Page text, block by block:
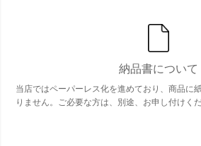
納品書について
当店ではペーパーレス化を進めており、商品に
りません。ご必要な方は、別途、お申し付けくだ